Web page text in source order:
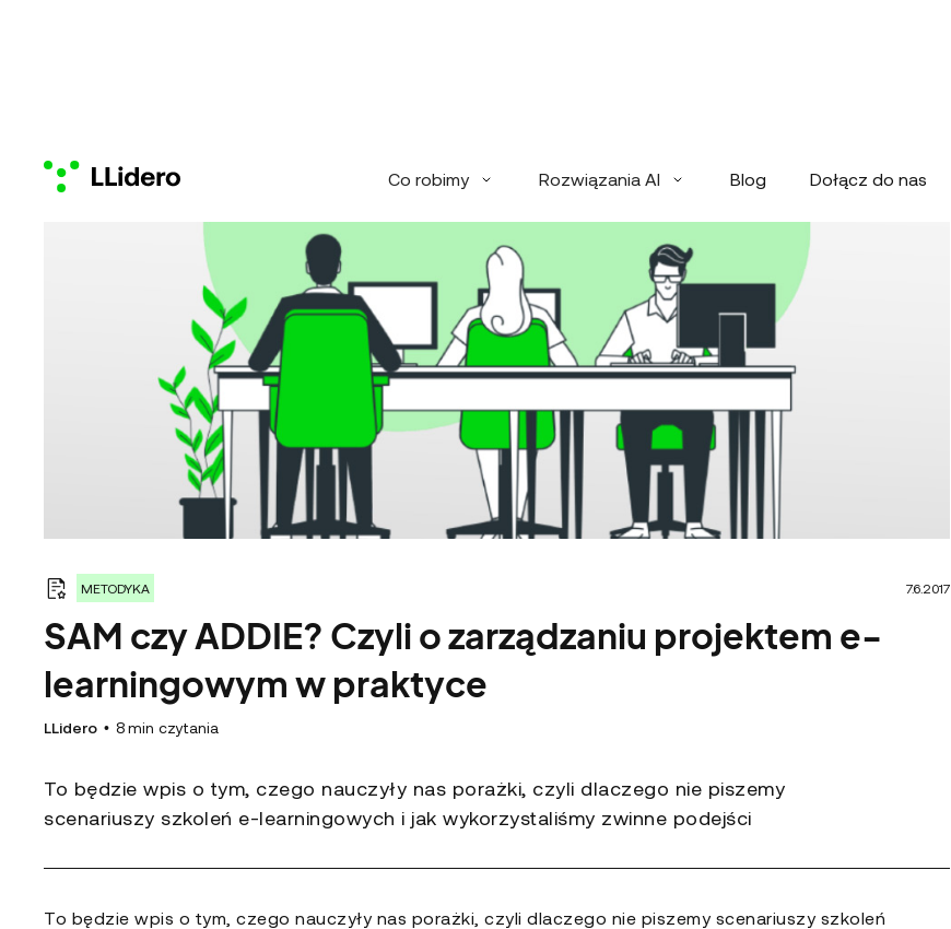
Co robimy Rozwiązania AI Blog Dołącz do nas
METODYKA 7.6.2017
SAM czy ADDIE? Czyli o zarządzaniu projektem e-
learningowym w praktyce
LLidero • 8min czytania
To będzie wpis o tym, czego nauczyły nas porażki, czyli dlaczego nie piszemy
scenariuszy szkoleń e-learningowych i jak wykorzystaliśmy zwinne podejści
To będzie wpis o tym, czego nauczyły nas porażki, czyli dlaczego nie piszemy scenariuszy szkoleń